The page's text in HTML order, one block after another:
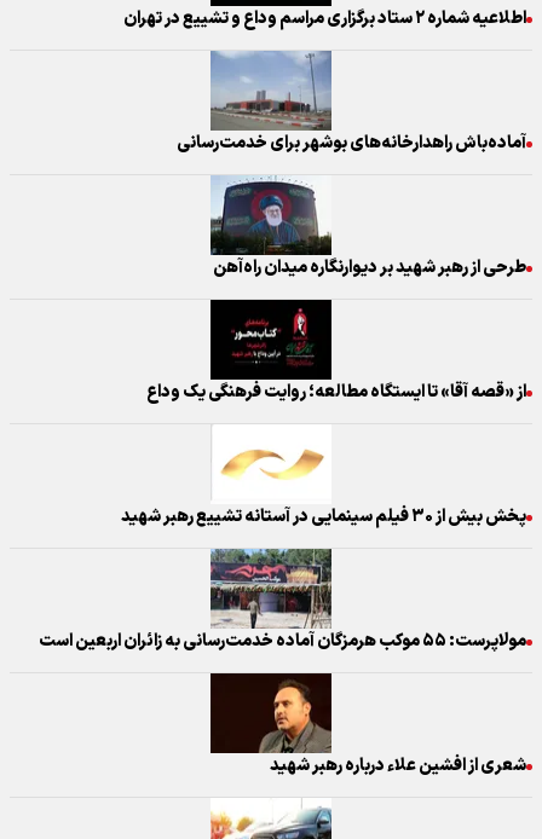
اطلاعیه شماره ۲ ستاد برگزاری مراسم وداع و تشییع در تهران
آماده‌باش راهدارخانه‌های بوشهر برای خدمت‌رسانی
طرحی از رهبر شهید بر دیوارنگاره میدان راه‌آهن
از «قصه آقا» تا ایستگاه مطالعه؛ روایت فرهنگی یک وداع
پخش بیش از ۳۰ فیلم سینمایی در آستانه تشییع رهبر شهید
مولاپرست: ۵۵ موکب هرمزگان آماده خدمت‌رسانی به زائران اربعین است
شعری از افشین علاء درباره رهبر شهید